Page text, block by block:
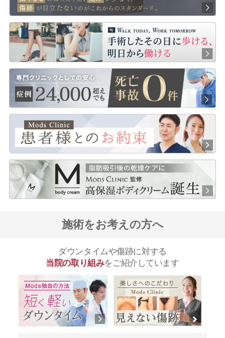
施術をお考えの方へ
ダウンタイムや傷跡に対する
当院の取り組みをご紹介しています